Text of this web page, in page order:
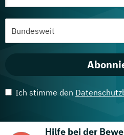
Ich stimme den
Hilfe bei der